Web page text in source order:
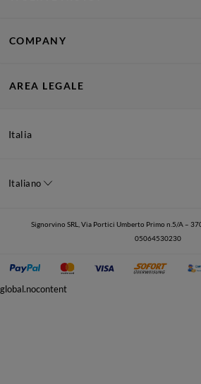
COMPANY
AREA LEGALE
Italia
Italiano
Signorvino SRL, Via Portici Umberto Primo n.5/A –
05064530230
global.nocontent